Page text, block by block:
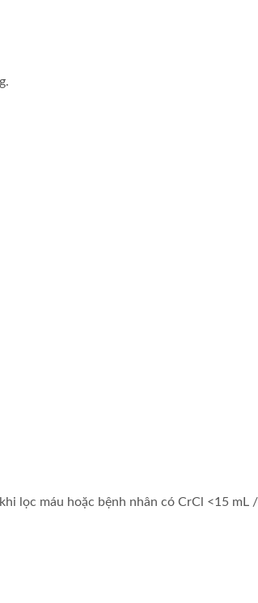
lọc máu hoặc bệnh nhân có CrCl